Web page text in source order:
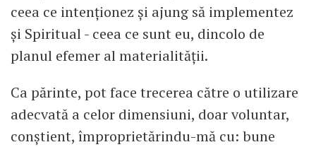
ceea ce intenționez și ajung să implementez
și Spiritual - ceea ce sunt eu, dincolo de
planul efemer al materialității.
Ca părinte, pot face trecerea către o utilizare
adecvată a celor dimensiuni, doar voluntar,
conștient, împroprietărindu-mă cu: bune